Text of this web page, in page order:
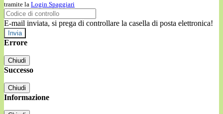
tramite la Login Spaggiari
E-mail inviata, si prega di controllare la casella di posta elettronica!
Errore
Chiudi
Successo
Chiudi
Informazione